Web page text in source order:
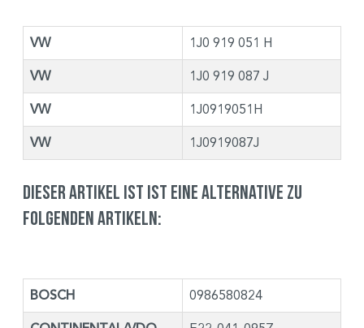
VW 1J0 919 051 H
VW 1J0 919 087 J
VW 1J0919051H
VW 1J0919087J
Dieser Artikel ist ist eine Alternative zu
folgenden Artikeln:
BOSCH 0986580824